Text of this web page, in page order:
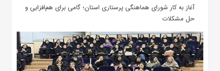
آغاز به کار شورای هماهنگی پرستاری استان؛ گامی برای هم‌افزایی و
حل مشکلات